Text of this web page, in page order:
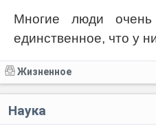
Многие люди
единственное, что у
Жизненное
Наука